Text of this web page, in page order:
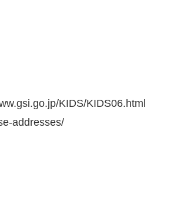
KIDS/KIDS06.html
addresses/